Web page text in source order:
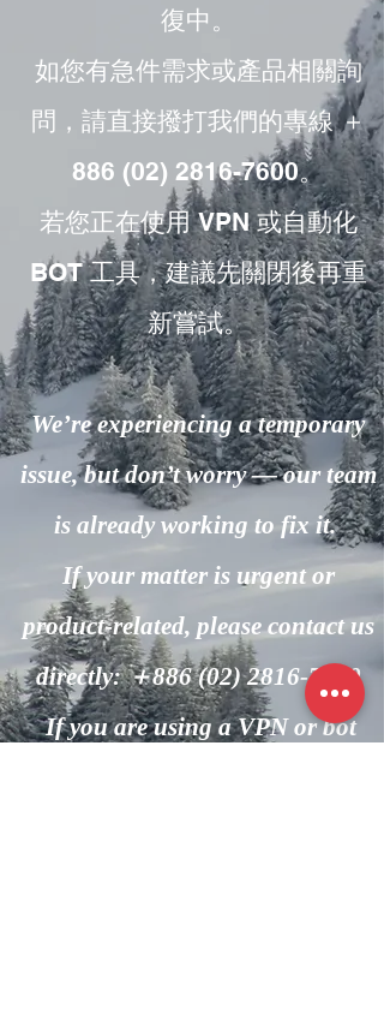
復中。
如您有急件需求或產品相關詢
問，請直接撥打我們的專線 ＋
886 (02) 2816-7600。
若您正在使用 VPN 或自動化
BOT 工具，建議先關閉後再重
新嘗試。
We’re experiencing a temporary
issue, but don’t worry — our team
is already working to fix it.
If your matter is urgent or
product-related, please contact us
directly: ＋886(02) 2816-7600
If you are using a VPN or bot